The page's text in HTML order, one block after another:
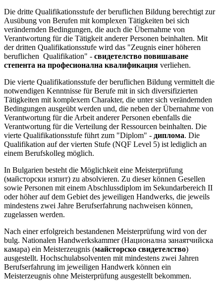
Die dritte Qualifikationsstufe der beruflichen Bildung berechtigt zur
Ausübung von Berufen mit komplexen Tätigkeiten bei sich
verändernden Bedingungen, die auch die Übernahme von
Verantwortung für die Tätigkeit anderer Personen beinhalten. Mit
der dritten Qualifikationsstufe wird das "Zeugnis einer höheren
beruflichen Qualifikation" - свидетелство повишаване
степента на професионална квалификация verliehen.
Die vierte Qualifikationsstufe der beruflichen Bildung vermittelt die
notwendigen Kenntnisse für Berufe mit in sich diversifizierten
Tätigkeiten mit komplexem Charakter, die unter sich verändernden
Bedingungen ausgeübt werden und, die neben der Übernahme von
Verantwortung für die Arbeit anderer Personen ebenfalls die
Verantwortung für die Verteilung der Ressourcen beinhalten. Die
vierte Qualifikationsstufe führt zum "Diplom" - диплома. Die
Qualifikation auf der vierten Stufe (NQF Level 5) ist lediglich an
einem Berufskolleg möglich.
In Bulgarien besteht die Möglichkeit eine Meisterprüfung
(майсторски изпит) zu absolvieren. Zu dieser können Gesellen
sowie Personen mit einem Abschlussdiplom im Sekundarbereich II
oder höher auf dem Gebiet des jeweiligen Handwerks, die jeweils
mindestens zwei Jahre Berufserfahrung nachweisen können,
zugelassen werden.
Nach einer erfolgreich bestandenen Meisterprüfung wird von der
bulg. Nationalen Handwerkskammer (Национална занаятчийска
камара) ein Meisterzeugnis (майсторско свидетелство)
ausgestellt. Hochschulabsolventen mit mindestens zwei Jahren
Berufserfahrung im jeweiligen Handwerk können ein
Meisterzeugnis ohne Meisterprüfung ausgestellt bekommen.